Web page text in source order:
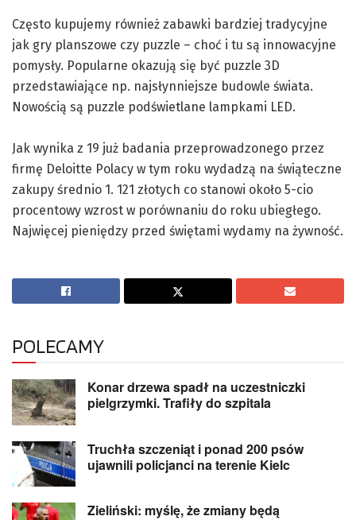
Często kupujemy również zabawki bardziej tradycyjne
jak gry planszowe czy puzzle – choć i tu są innowacyjne
pomysły. Popularne okazują się być puzzle 3D
przedstawiające np. najsłynniejsze budowle świata.
Nowością są puzzle podświetlane lampkami LED.
Jak wynika z 19 już badania przeprowadzonego przez
firmę Deloitte Polacy w tym roku wydadzą na świąteczne
zakupy średnio 1. 121 złotych co stanowi około 5-cio
procentowy wzrost w porównaniu do roku ubiegłego.
Najwięcej pieniędzy przed świętami wydamy na żywność.
POLECAMY
Konar drzewa spadł na uczestniczki
pielgrzymki. Trafiły do szpitala
Truchła szczeniąt i ponad 200 psów
ujawnili policjanci na terenie Kielc
Zieliński: myślę, że zmiany będą